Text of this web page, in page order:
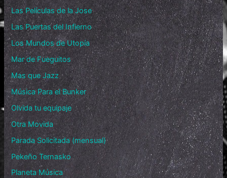
Las Películas de la Jose
Las Puertas del Infierno
Los Mundos de Utopía
Mar de Fueguitos
Mas que Jazz
Música Para el Bunker
Olvida tu equipaje
Otra Movida
Parada Solicitada (mensual)
Pekeño Ternasko
Planeta Música